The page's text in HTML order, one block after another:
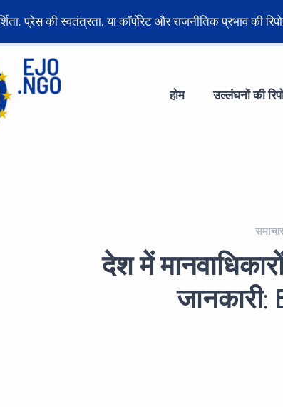
प्रेस की स्वतंत्रता, या कॉर्पोरेट और राजनीतिक प्रभाव की
होम उल्लंघनों की
देश में